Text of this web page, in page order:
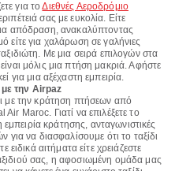
για τοΔιεθνές Αεροδρόμιο
σας με ευκολία. Είτε
απόδραση, ανακαλύπτοντας
είτε για χαλάρωση σε γαλήνιες
Με μια σειρά επιλογών στα
μόλις μια πτήση μακριά. Αφήστε
για μια αξέχαστη εμπειρία.
την Airpaz
με την κράτηση πτήσεων από
Maroc. Γιατί να επιλέξετε το
κράτησης, ανταγωνιστικές
για να διασφαλίσουμε ότι το ταξίδι
ειδικά αιτήματα είτε χρειάζεστε
σας, η αφοσιωμένη ομάδα μας